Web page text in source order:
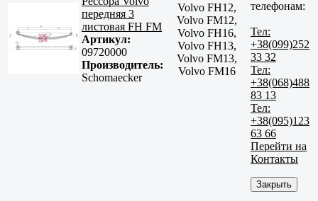
передняя 3
листовая FH FM
Артикул:
09720000
Производитель:
Schomaecker
Volvo FH12,
Volvo FM12,
Volvo FH16,
Volvo FH13,
Volvo FM13,
Volvo FM16
телефонам:
Тел:
+38(099)252
33 32
Тел:
+38(068)488
83 13
Тел:
+38(095)123
63 66
Перейти на
Контакты
Закрыть